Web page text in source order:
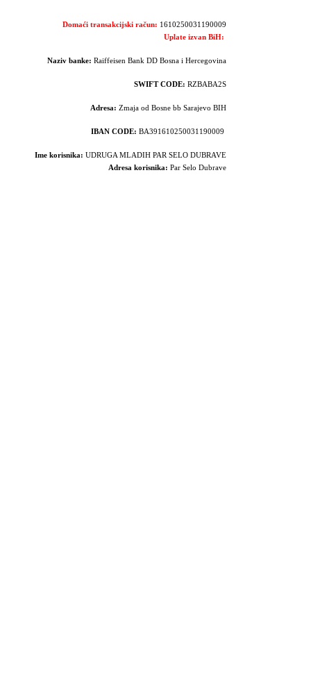
Domaći transakcijski račun: 1610250031190009
Uplate izvan BiH:
Naziv banke: Raiffeisen Bank DD Bosna i Hercegovina
SWIFT CODE: RZBABA2S
Adresa:Zmaja od Bosne bb Sarajevo BIH
IBAN CODE: BA391610250031190009
Ime korisnika: UDRUGA MLADIH PAR SELO DUBRAVE
Adresa korisnika: Par Selo Dubrave